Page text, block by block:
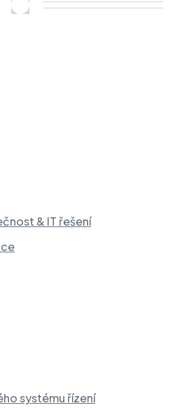
& IT řešení
systému řízení